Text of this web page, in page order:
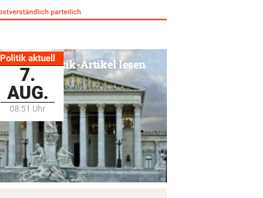
Politik aktuell
7.
AUG.
08:51 Uhr
Alle Politik-Artikel lesen